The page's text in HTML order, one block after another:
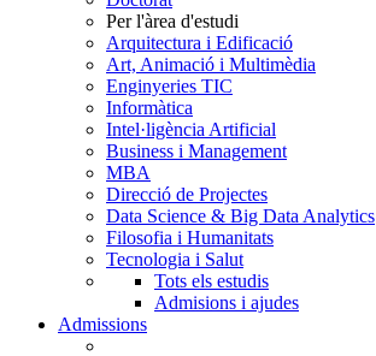
Per l'àrea d'estudi
Arquitectura i Edificació
Art, Animació i Multimèdia
Enginyeries TIC
Informàtica
Intel·ligència Artificial
Business i Management
MBA
Direcció de Projectes
Data Science & Big Data Analytics
Filosofia i Humanitats
Tecnologia i Salut
Tots els estudis
Admisions i ajudes
Admissions